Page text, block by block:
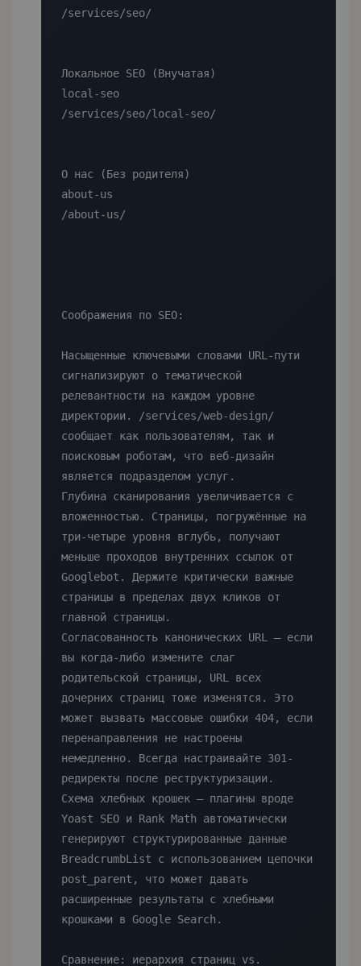
/services/seo/
Локальное SEO (Внучатая)
local-seo
/services/seo/local-seo/
О нас (Без родителя)
about-us
/about-us/
Соображения по SEO:
Насыщенные ключевыми словами URL-пути
сигнализируют о тематической
релевантности на каждом уровне
директории. /services/web-design/
сообщает как пользователям, так и
поисковым роботам, что веб-дизайн
является подразделом услуг.
Глубина сканирования увеличивается с
вложенностью. Страницы, погружённые на
три-четыре уровня вглубь, получают
меньше проходов внутренних ссылок от
Googlebot. Держите критически важные
страницы в пределах двух кликов от
главной страницы.
Согласованность канонических URL — если
вы когда-либо измените слаг
родительской страницы, URL всех
дочерних страниц тоже изменятся. Это
может вызвать массовые ошибки 404, если
перенаправления не настроены
немедленно. Всегда настраивайте 301-
редиректы после реструктуризации.
Схема хлебных крошек — плагины вроде
Yoast SEO и Rank Math автоматически
генерируют структурированные данные
BreadcrumbList с использованием цепочки
post_parent, что может давать
расширенные результаты с хлебными
крошками в Google Search.
Сравнение: иерархия страниц vs.